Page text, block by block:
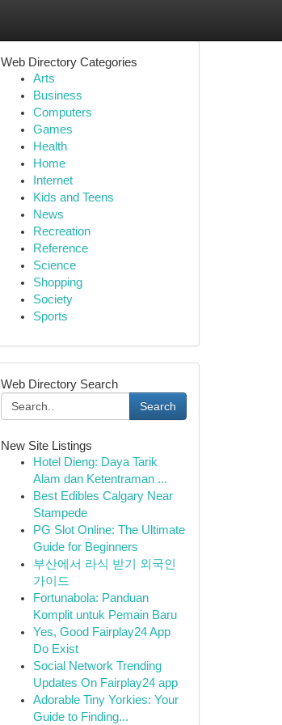
Web Directory Categories
Arts
Business
Computers
Games
Health
Home
Internet
Kids and Teens
News
Recreation
Reference
Science
Shopping
Society
Sports
Web Directory Search
Search
New Site Listings
Hotel Dieng: Daya Tarik
Alam dan Ketentraman ...
Best Edibles Calgary Near
Stampede
PG Slot Online: The Ultimate
Guide for Beginners
부산에서 라식 받기 외국인
가이드
Fortunabola: Panduan
Komplit untuk Pemain Baru
Yes, Good Fairplay24 App
Do Exist
Social Network Trending
Updates On Fairplay24 app
Adorable Tiny Yorkies: Your
Guide to Finding...